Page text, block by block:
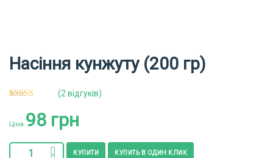
Насіння кунжуту (200 гр)
5.00з 5 на
основі
покупців
(2 відгуків)
Ціна 98 грн
КУПИТИ КУПИТЬ В ОДИН КЛИК